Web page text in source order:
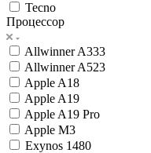
Tecno
Процессор
Allwinner A333
Allwinner A523
Apple A18
Apple A19
Apple A19 Pro
Apple M3
Exynos 1480